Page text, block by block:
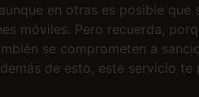
en otras es posible
móviles. Pero recuerda,
se comprometen a
de esto, este servicio